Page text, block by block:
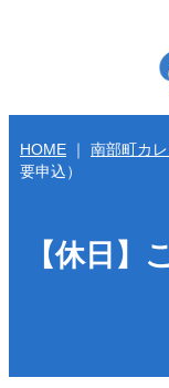
HOME ｜ 南部町カ
要申込）
【休日